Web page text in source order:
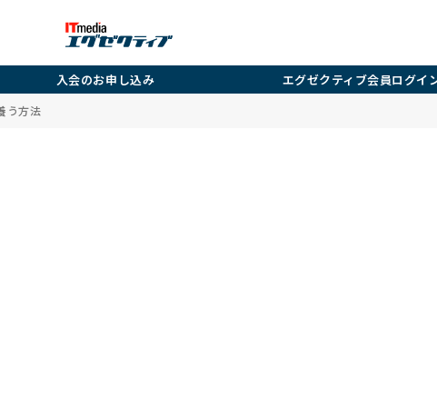
入会のお申し込み エグゼクティブ会員ログイ
う方法